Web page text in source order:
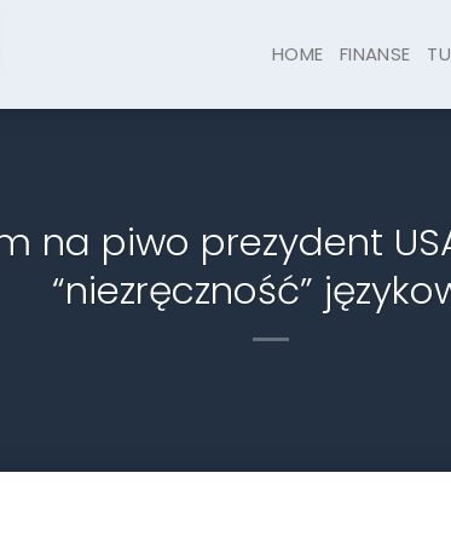
HOME FINANSE
na piwo prezydent
“niezręczność”